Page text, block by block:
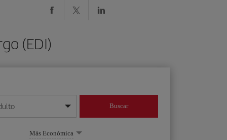
(EDI)
mes/año
Buscar
Más Económica